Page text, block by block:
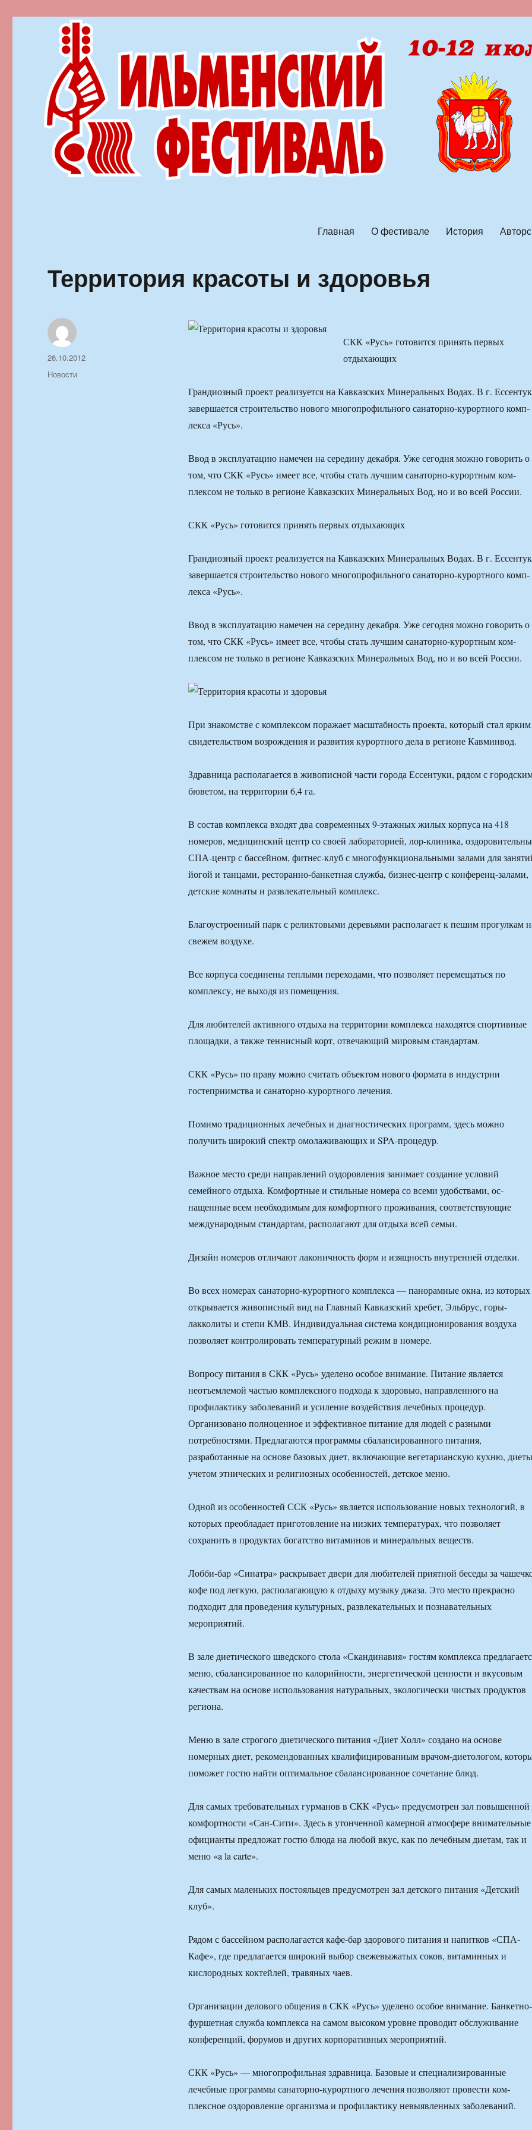
Главная О фестивале История
Территория красоты и здоровья
СКК «Русь» готовится принять первых
отдыхающих
Грандиозный проект ре­ализуется на Кавказских Минеральных Водах. В г.
завершает­ся строительство нового многопрофильного сана­торно-курортного комп­
лекса «Русь».
Ввод в эксплуатацию на­мечен на середину декабря. Уже сегодня можно говорить о
том, что СКК «Русь» име­ет все, чтобы стать лучшим санаторно-курортным ком­
плексом не только в регионе Кавказских Минеральных Вод, но и во всей России.
СКК «Русь» готовится принять первых отдыхающих
Грандиозный проект ре­ализуется на Кавказских Минеральных Водах. В г.
завершает­ся строительство нового многопрофильного сана­торно-курортного комп­
лекса «Русь».
Ввод в эксплуатацию на­мечен на середину декабря. Уже сегодня можно говорить о
том, что СКК «Русь» име­ет все, чтобы стать лучшим санаторно-курортным ком­
плексом не только в регионе Кавказских Минеральных Вод, но и во всей России.
При знакомстве с комплек­сом поражает масштабность проекта, который стал ярким
свидетельством возрождения и развития курортного дела в ре­гионе Кавминвод.
Здравница располагается в живописной части города Ес­сентуки, рядом с
бю­ветом, на территории 6,4 га.
В состав комплекса входят два современных 9-этажных жилых корпуса на 418
номеров, медицинский центр со своей лабораторией, лор-клиника,
СПА-центр с бассейном, фитнес-клуб с мно­гофункциональными залами для
йогой и танцами, ресторанно-банкетная служба, бизнес-центр с конференц-за­лами,
детские комнаты и раз­влекательный комплекс.
Благоустроенный парк с ре­ликтовыми деревьями распо­лагает к пешим прогулкам
свежем воздухе.
Все корпуса соединены теп­лыми переходами, что позволяет перемещаться по
комплексу, не выходя из помещения.
Для любителей активного от­дыха на территории комплекса находятся спортивные
площад­ки, а также теннисный корт, отвечающий мировым стандар­там.
СКК «Русь» по праву можно считать объектом нового форма­та в индустрии
гостеприимства и санаторно-курортного лечения.
Помимо традиционных ле­чебных и диагностических про­грамм, здесь можно
получить широкий спектр омолаживаю­щих и SPA-процедур.
Важное место среди направ­лений оздоровления занимает создание условий
семейного от­дыха. Комфортные и стильные номера со всеми удобствами, ос­
нащенные всем необходимым для комфортного проживания, соответствующие
международ­ным стандартам, располагают для отдыха всей семьи.
Дизайн номеров отличают ла­коничность форм и изящность внутренней отделки.
Во всех номерах санаторно-курортного комплекса — па­норамные окна, из которых
открывается живописный вид на Главный Кавказский хре­бет, Эльбрус, горы-
лакколиты и степи КМВ. Индивидуальная система кондиционирования воздуха
позволяет контроли­ровать температурный режим в номере.
Вопросу питания в СКК «Русь» уделено особое внимание. Питание является
неотъемлемой частью комплексного подхода к здоровью, направленного на
профилактику заболеваний и усиление воздействия лечеб­ных процедур.
Организовано полноценное и эффективное питание для людей с разными
потребностями. Предлагаются программы сбалансированного питания,
разработанные на ос­нове базовых диет, включающие вегетарианскую кухню,
учетом этнических и религи­озных особенностей, детское меню.
Одной из особенностей ССК «Русь» является использование новых технологий, в
которых преобладает приготовление на низких температурах, что поз­воляет
сохранить в продуктах богатство витаминов и мине­ральных веществ.
Лобби-бар «Синатра» рас­крывает двери для любителей приятной беседы за
кофе под легкую, располагаю­щую к отдыху музыку джаза. Это место прекрасно
подходит для проведения культурных, раз­влекательных и познавательных
мероприятий.
В зале диетического шведско­го стола «Скандинавия» гостям комплекса
меню, сбалансированное по калорий­ности, энергетической ценности и вкусовым
качествам на осно­ве использования натуральных, экологически чистых продуктов
региона.
Меню в зале строгого диети­ческого питания «Диет Холл» создано на основе
номерных диет, рекомендованных квали­фицированным врачом-дието­логом,
поможет гостю найти оптимальное сбалансиро­ванное сочетание блюд.
Для самых требовательных гурманов в СКК «Русь» предус­мотрен зал повышенной
ком­фортности «Сан-Сити». Здесь в утонченной камерной атмос­фере внимательные
официан­ты предложат гостю блюда на любой вкус, как по лечебным диетам, так и
меню «a la carte».
Для самых маленьких посто­яльцев предусмотрен зал детско­го питания «Детский
клуб».
Рядом с бассейном распола­гается кафе-бар здорового пи­тания и напитков «СПА-
Кафе», где предлагается широкий выбор свежевыжатых соков, витамин­ных и
кислородных коктейлей, травяных чаев.
Организации делового об­щения в СКК «Русь» уделено особое внимание. Банкетно-
фуршетная служба комплекса на самом высоком уровне проводит обслуживание
конференций, форумов и других корпоратив­ных мероприятий.
СКК «Русь» — многопро­фильная здравница. Базовые и специализированные
лечебные программы санаторно-курортного лечения позволяют провести ком­
плексное оздоровление организма и профилактику невыявленных заболеваний.
Автор
Опубликовано
26.10.2012
Рубрики
Новости